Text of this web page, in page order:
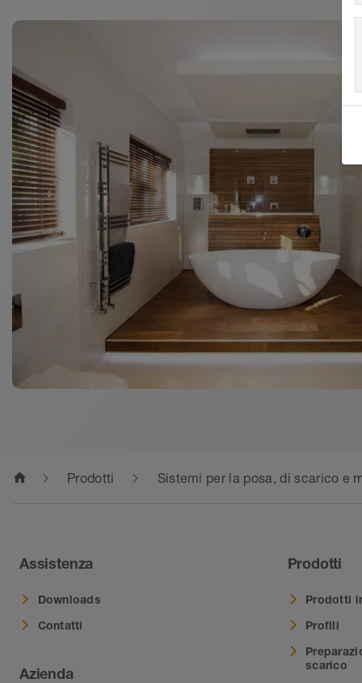
home Prodotti Sistemi per la posa, di scarico e
Assistenza
Downloads
Contatti
Azienda
Prodotti
Prodotti
Profili
scarico